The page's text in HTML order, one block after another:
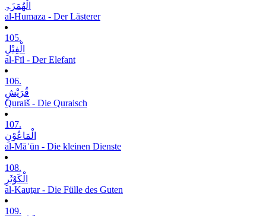
الْھُمَزَۃِ
al-Humaza - Der Lästerer
105.
الْفِیْلِ
al-Fīl - Der Elefant
106.
قُرَیْشٍ
Quraiš - Die Quraisch
107.
الْمَاعُوْنِ
al-Māʿūn - Die kleinen Dienste
108.
الْکَوْثَرِ
al-Kauṯar - Die Fülle des Guten
109.